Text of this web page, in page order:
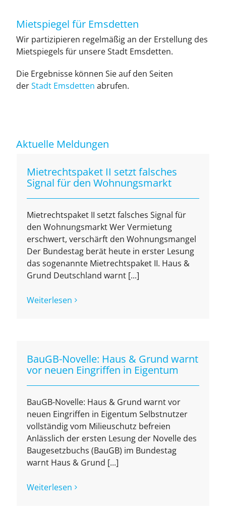
Mietspiegel für Emsdetten
Wir par­ti­zi­pie­ren re­gel­mä­ßig an der Er­stel­lung des
Miet­spie­gels für un­se­re Stadt Ems­det­ten.
Die Er­geb­nis­se kön­nen Sie auf den Sei­ten
derStadt Ems­det­ten ab­ru­fen.
Aktuelle Meldungen
Mietrechtspaket II setzt falsches
Signal für den Wohnungsmarkt
Mietrechtspaket II setzt falsches Signal für
den Wohnungsmarkt Wer Vermietung
erschwert, verschärft den Wohnungsmangel
Der Bundestag berät heute in erster Lesung
das sogenannte Mietrechtspaket II. Haus &
Grund Deutschland warnt [...]
Weiterlesen
BauGB-Novelle: Haus & Grund warnt
vor neuen Eingriffen in Eigentum
BauGB-Novelle: Haus & Grund warnt vor
neuen Eingriffen in Eigentum Selbstnutzer
vollständig vom Milieuschutz befreien
Anlässlich der ersten Lesung der Novelle des
Baugesetzbuchs (BauGB) im Bundestag
warnt Haus & Grund [...]
Weiterlesen